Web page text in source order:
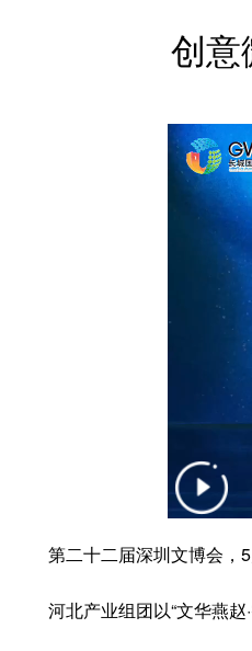
创意
第二十二届深圳文博会，
河北产业组团以“文华燕赵